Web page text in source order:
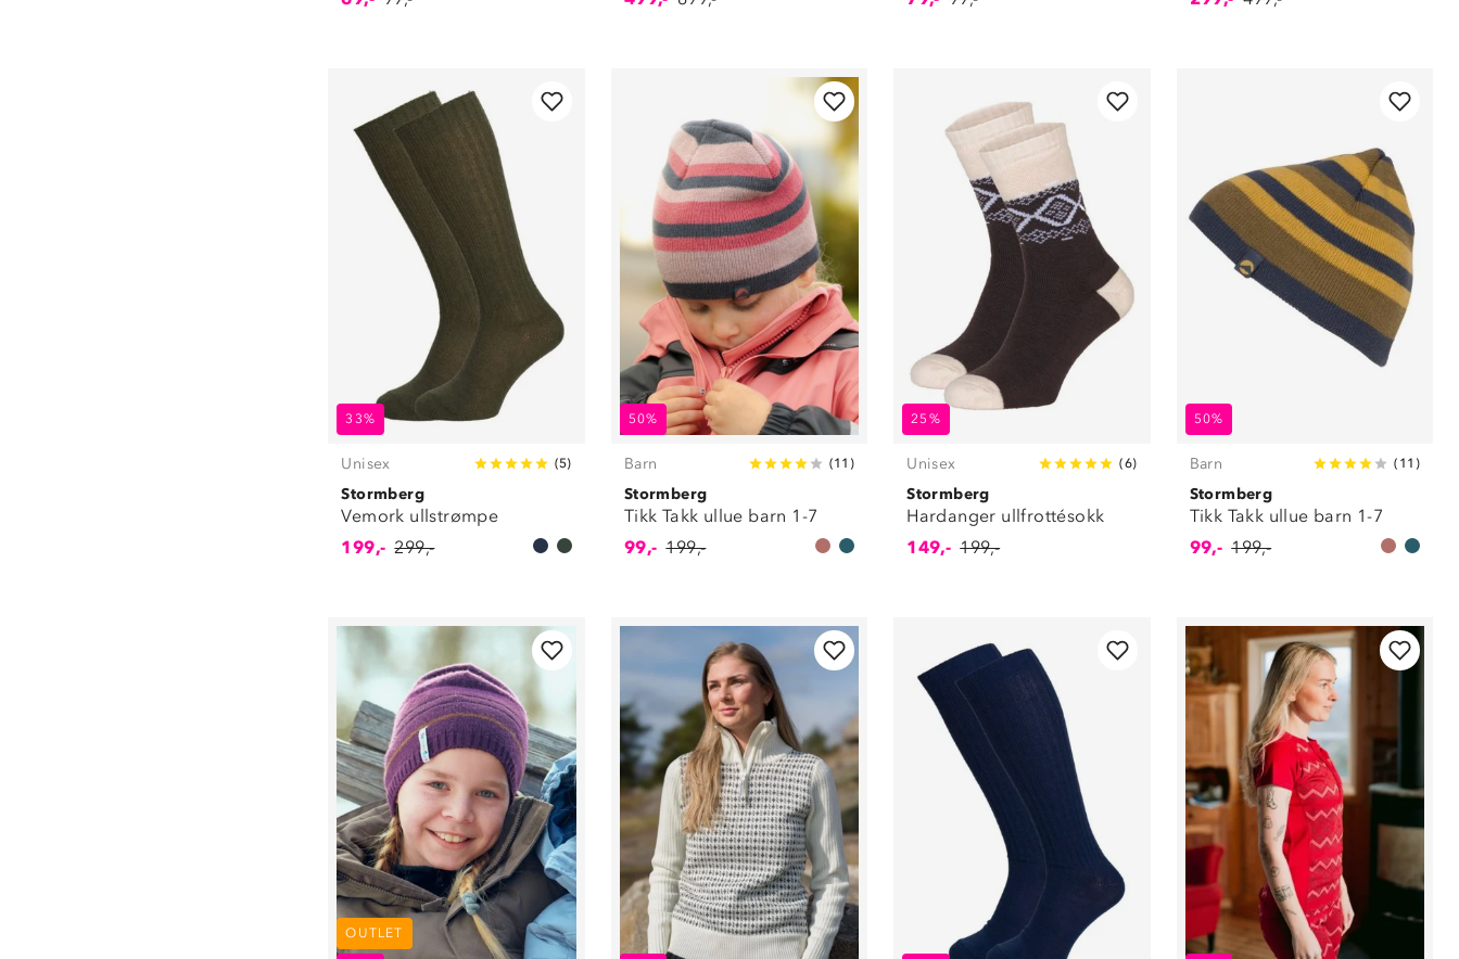
(3)
110 (4)
116
122
(2
128
)
140 (4
1
33%
Unisex (5)
Stormberg
Vemork ullstrømpe
199,- 299,-
50%
Barn (11 )
Stormberg
Tikk Takk ullue barn 1-7
99,- 199,-
25%
Unisex (6)
Stormberg
Hardanger ullfrottésokk
149,- 199,-
50%
Barn ( 11 )
Stormberg
Tikk Takk ullue barn 1-7
99,- 199,-
OUTLET